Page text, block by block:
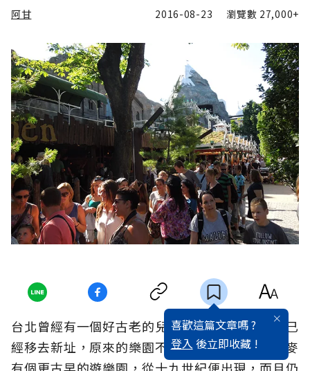
阿甘 2016-08-23 瀏覽數 27,000+
喜歡這篇文章嗎 ?
登入 後立即收藏 !
台北曾經有一個好古老的兒童樂園，可惜新樂園已
經移去新址，原來的樂園不復存在。在北歐的丹麥